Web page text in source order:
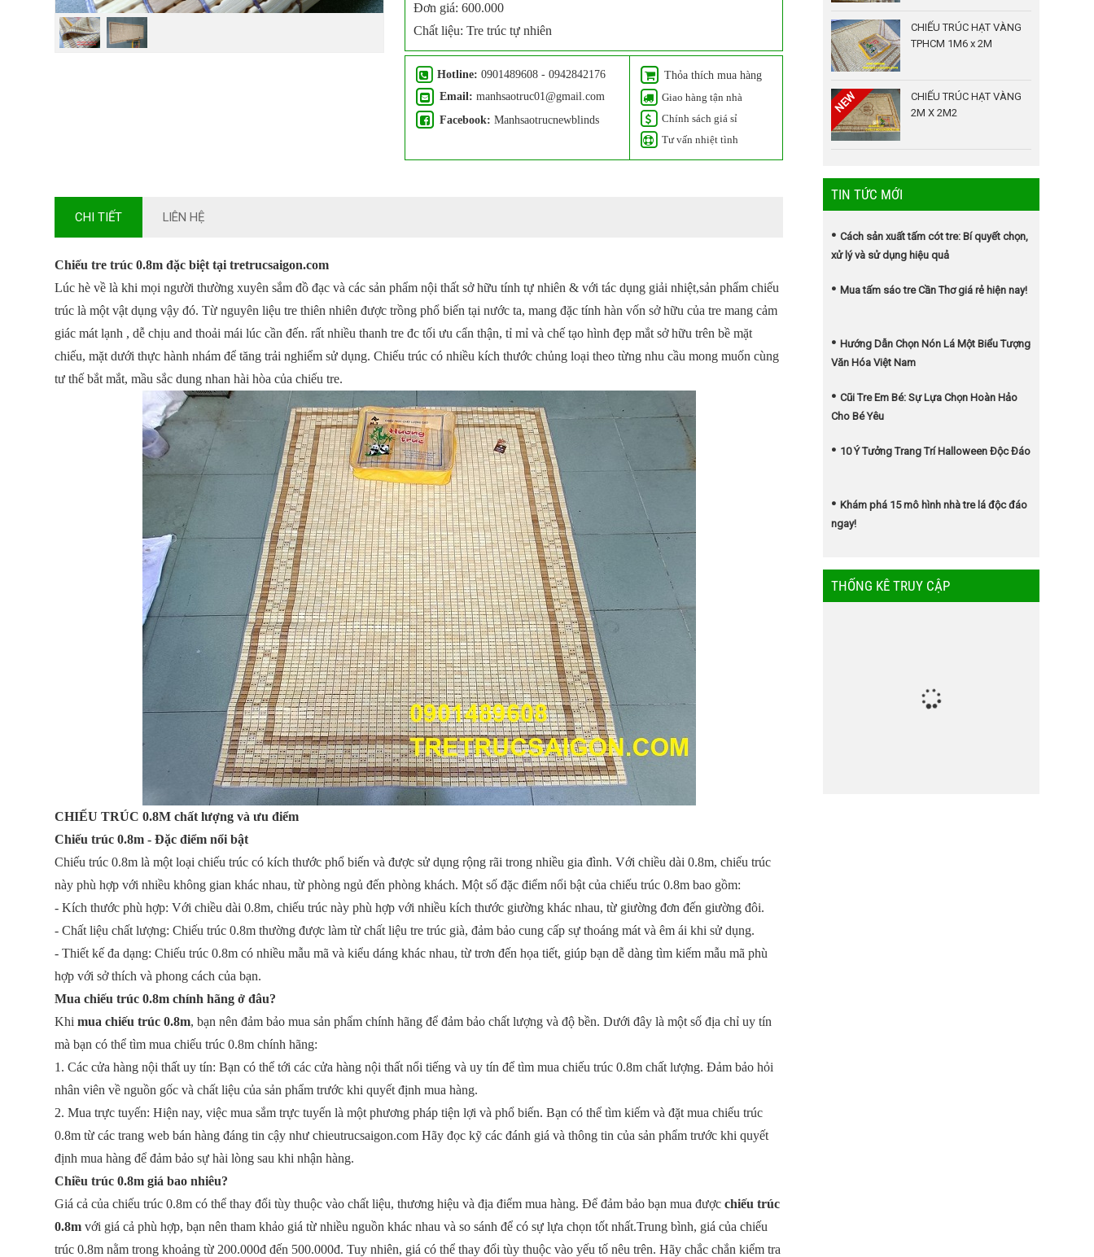
Đơn giá: 600.000
Chất liệu: Tre trúc tự nhiên
Hotline: 0901489608 - 0942842176
Email: manhsaotruc01@gmail.com
Facebook: Manhsaotrucnewblinds
Thỏa thích mua hàng
Giao hàng tận nhà
Chính sách giá sỉ
Tư vấn nhiệt tình
CHI TIẾT LIÊN HỆ
Chiếu tre trúc 0.8m đặc biệt tại tretrucsaigon.com
Lúc hè về là khi mọi người thường xuyên sắm đồ đạc và các sản phẩm nội thất sở hữu tính tự nhiên & với tác dụng giải nhiệt,sản phẩmchiếu
trúc là một vật dụng vậy đó. Từnguyên liệu tre thiên nhiênđược trồng phổ biến tại nước ta, mang đặc tính hàn vốn sở hữu của tre mang cảm
giác mát lạnh , dễ chịu and thoải mái lúc cần đến. rất nhiều thanh tre đc tối ưu cẩn thận, tỉ mỉ và chế tạo hình đẹp mắt sở hữu trên bề mặt
chiếu, mặt dưới thực hành nhám để tăng trải nghiểm sử dụng. Chiếu trúc có nhiều kích thước chủng loại theo từng nhu cầu mong muốn cùng
tư thế bắt mắt, mầu sắc dung nhan hài hòa của chiếu tre.
CHIẾU TRÚC 0.8M chất lượng và ưu điểm
Chiếu trúc 0.8m - Đặc điểm nổi bật
Chiếu trúc 0.8m là một loại chiếu trúc có kích thước phổ biến và được sử dụng rộng rãi trong nhiều gia đình. Với chiều dài 0.8m, chiếu trúc
này phù hợp với nhiều không gian khác nhau, từ phòng ngủ đến phòng khách. Một số đặc điểm nổi bật của chiếu trúc 0.8m bao gồm:
- Kích thước phù hợp: Với chiều dài 0.8m, chiếu trúc này phù hợp với nhiều kích thước giường khác nhau, từ giường đơn đến giường đôi.
- Chất liệu chất lượng: Chiếu trúc 0.8m thường được làm từ chất liệu tre trúc già, đảm bảo cung cấp sự thoáng mát và êm ái khi sử dụng.
- Thiết kế đa dạng: Chiếu trúc 0.8m có nhiều mẫu mã và kiểu dáng khác nhau, từ trơn đến họa tiết, giúp bạn dễ dàng tìm kiếm mẫu mã phù
hợp với sở thích và phong cách của bạn.
Mua chiếu trúc 0.8m chính hãng ở đâu?
Khimua chiếu trúc 0.8m, bạn nên đảm bảo mua sản phẩm chính hãng để đảm bảo chất lượng và độ bền. Dưới đây là một số địa chỉ uy tín
mà bạn có thể tìm mua chiếu trúc 0.8m chính hãng:
1. Các cửa hàng nội thất uy tín: Bạn có thể tới các cửa hàng nội thất nổi tiếng và uy tín để tìm mua chiếu trúc 0.8m chất lượng. Đảm bảo hỏi
nhân viên về nguồn gốc và chất liệu của sản phẩm trước khi quyết định mua hàng.
2. Mua trực tuyến: Hiện nay, việc mua sắm trực tuyến là một phương pháp tiện lợi và phổ biến. Bạn có thể tìm kiếm và đặt mua chiếu trúc
0.8m từ các trang web bán hàng đáng tin cậy như chieutrucsaigon.com Hãy đọc kỹ các đánh giá và thông tin của sản phẩm trước khi quyết
định mua hàng để đảm bảo sự hài lòng sau khi nhận hàng.
Chiều trúc 0.8m giá bao nhiêu?
Giá cả của chiếu trúc 0.8m có thể thay đổi tùy thuộc vào chất liệu, thương hiệu và địa điểm mua hàng. Để đảm bảo bạn mua đượcchiếu trúc
0.8m với giá cả phù hợp, bạn nên tham khảo giá từ nhiều nguồn khác nhau và so sánh để có sự lựa chọn tốt nhất.Trung bình, giá của chiếu
trúc 0.8m nằm trong khoảng từ 200.000đ đến 500.000đ. Tuy nhiên, giá có thể thay đổi tùy thuộc vào yếu tố nêu trên. Hãy chắc chắn kiểm tra
CHIẾU TRÚC HẠT VÀNG
TPHCM 1M6 x 2M
CHIẾU TRÚC HẠT VÀNG
2M X 2M2
TIN TỨC MỚI
Cách sản xuất tấm cót tre: Bí quyết chọn,
xử lý và sử dụng hiệu quả
Mua tấm sáo tre Cần Thơ giá rẻ hiện nay!
Hướng Dẫn Chọn Nón Lá Một Biểu Tượng
Văn Hóa Việt Nam
Cũi Tre Em Bé: Sự Lựa Chọn Hoàn Hảo
Cho Bé Yêu
10 Ý Tưởng Trang Trí Halloween Độc Đáo
Khám phá 15 mô hình nhà tre lá độc đáo
ngay!
THỐNG KÊ TRUY CẬP